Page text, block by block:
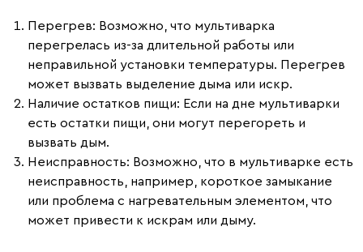
Перегрев: Возможно, что мультиварка
перегрелась из-за длительной работы или
неправильной установки температуры. Перегрев
может вызвать выделение дыма или искр.
Наличие остатков пищи: Если на дне мультиварки
есть остатки пищи, они могут перегореть и
вызвать дым.
Неисправность: Возможно, что в мультиварке есть
неисправность, например, короткое замыкание
или проблема с нагревательным элементом, что
может привести к искрам или дыму.